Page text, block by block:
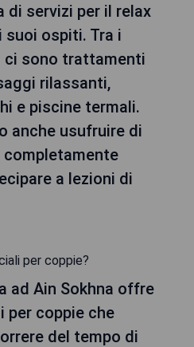
di servizi per il relax
suoi ospiti. Tra i
ci sono trattamenti
rilassanti,
e piscine termali.
anche usufruire di
a lezioni di
per coppie?
ad Ain Sokhna offre
per coppie che
del tempo di